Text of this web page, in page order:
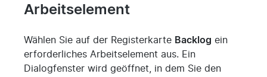
Arbeitselement
Wählen Sie auf der Registerkarte Backlog ein
erforderliches Arbeitselement aus. Ein
Dialogfenster wird geöffnet, in dem Sie den